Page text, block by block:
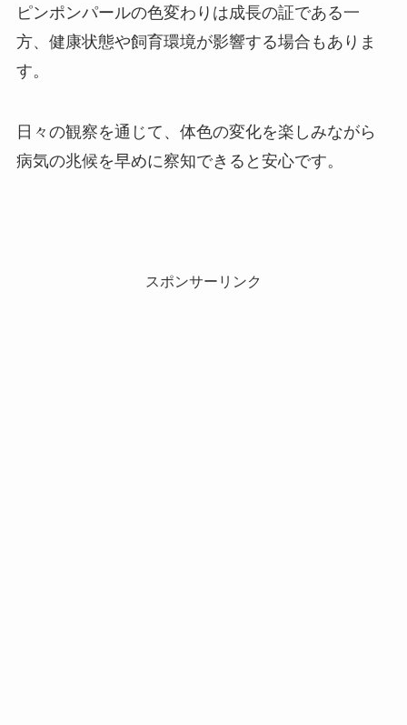
ピンポンパールの色変わりは成長の証である一
方、健康状態や飼育環境が影響する場合もありま
す。
日々の観察を通じて、体色の変化を楽しみながら
病気の兆候を早めに察知できると安心です。
スポンサーリンク